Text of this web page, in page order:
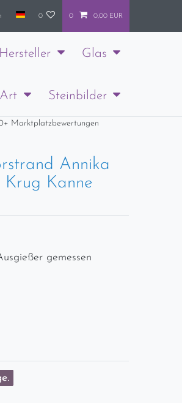
0 0 0,00 EUR
Glas
Steinbilder
Marktplatzbewertungen
Annika
Krug Kanne
gemessen